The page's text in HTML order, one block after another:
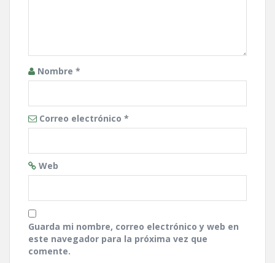
Nombre *
Correo electrónico *
Web
Guarda mi nombre, correo electrónico y web en
este navegador para la próxima vez que
comente.